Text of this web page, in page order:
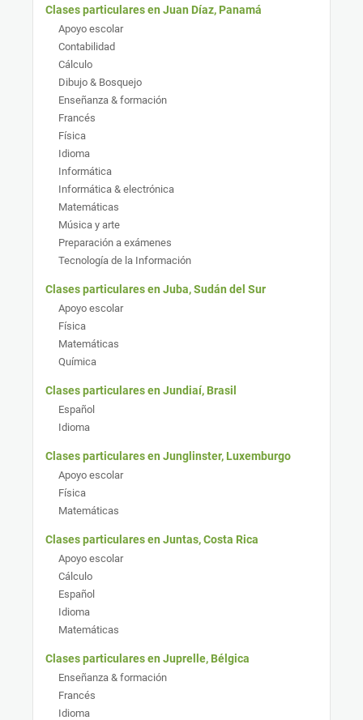
Clases particulares en Juan Díaz, Panamá
Apoyo escolar
Contabilidad
Cálculo
Dibujo & Bosquejo
Enseñanza & formación
Francés
Física
Idioma
Informática
Informática & electrónica
Matemáticas
Música y arte
Preparación a exámenes
Tecnología de la Información
Clases particulares en Juba, Sudán del Sur
Apoyo escolar
Física
Matemáticas
Química
Clases particulares en Jundiaí, Brasil
Español
Idioma
Clases particulares en Junglinster, Luxemburgo
Apoyo escolar
Física
Matemáticas
Clases particulares en Juntas, Costa Rica
Apoyo escolar
Cálculo
Español
Idioma
Matemáticas
Clases particulares en Juprelle, Bélgica
Enseñanza & formación
Francés
Idioma